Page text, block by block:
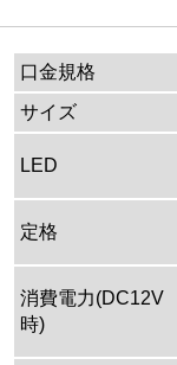
口金規格
サイズ
LED
定格
消費電力(DC12V
時)